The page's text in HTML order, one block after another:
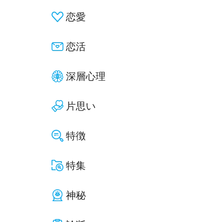
恋愛
恋活
深層心理
片思い
特徴
特集
神秘